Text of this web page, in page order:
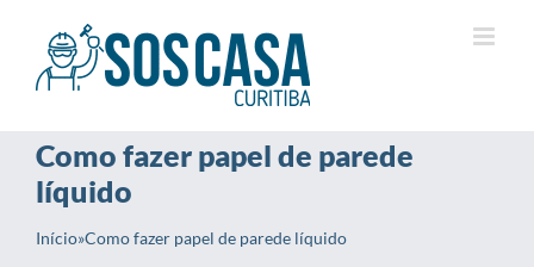
Como fazer papel de parede
líquido
Início»Como fazer papel de parede líquido